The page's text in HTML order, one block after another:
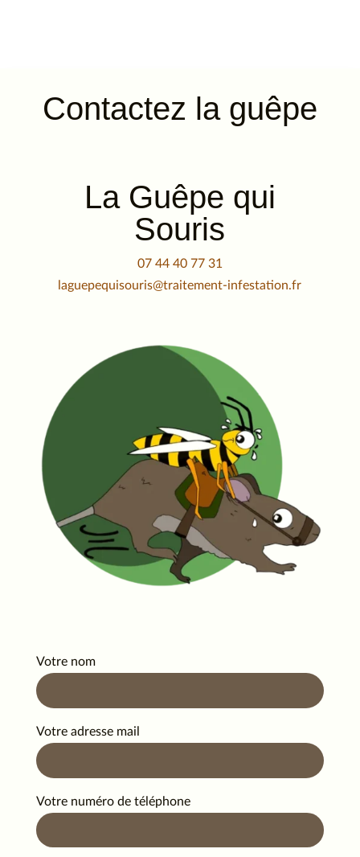
Contactez la guêpe
La Guêpe qui
Souris
07 44 40 77 31
laguepequisouris@traitement-infestation.fr
Votre nom
Votre adresse mail
Votre numéro de téléphone